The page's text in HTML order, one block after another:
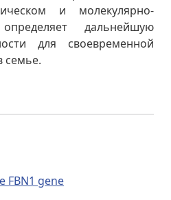
и молекулярно-
дальнейшую
для своевременной
семье.
FBN1 gene